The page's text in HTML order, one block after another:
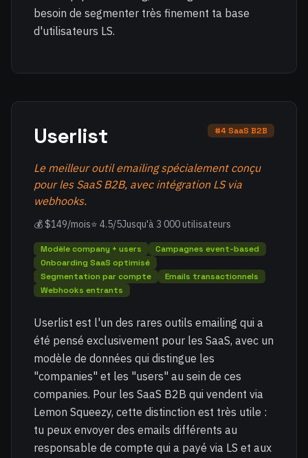
besoin de segmenter très finement ta base
d'utilisateurs LS.
Userlist #4 SaaS B2B
Le meilleur outil emailing spécialement conçu
pour les SaaS B2B, avec intégration LS via
webhooks.
💰 $149/mois⭐ 4.5/5Jusqu'à 3 000 utilisateurs
Modèle company + users
Campagnes event-based
Onboarding SaaS optimisé
Segmentation par compte
Emails transactionnels
Webhooks entrants
Userlist est l'un des rares outils emailing qui a
été pensé exclusivement pour les SaaS, avec un
modèle de données qui distingue les
"companies" et les "users" au sein de ces
companies. Pour les SaaS B2B qui vendent via
Lemon Squeezy, cette distinction est très utile :
tu peux envoyer des emails différents au
responsable de compte qui a payé via LS et aux